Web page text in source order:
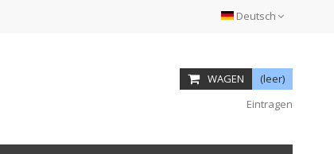
Deutsch
WAGEN
(leer)
Eintragen